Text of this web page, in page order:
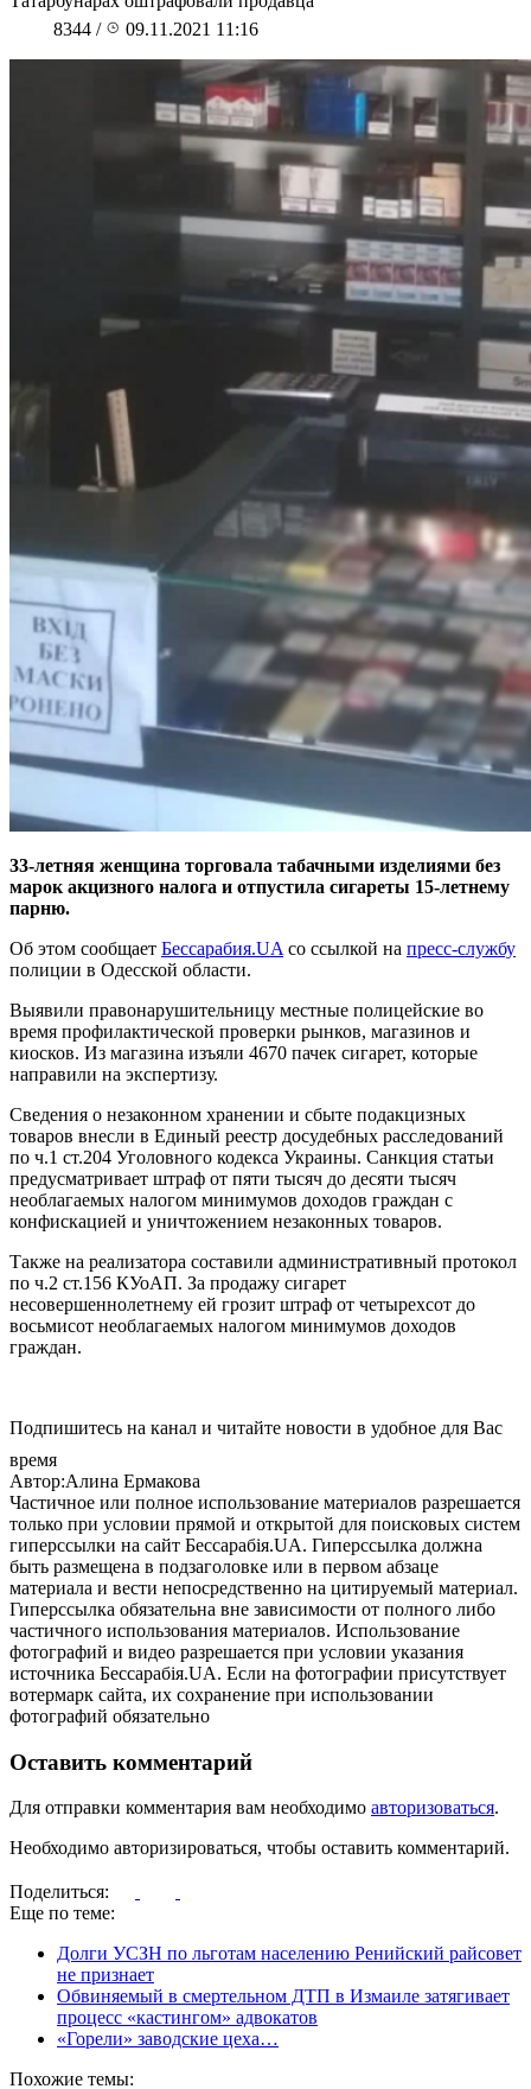
8344 / 09.11.2021 11:16
33-летняя женщина торговала табачными изделиями без
марок акцизного налога и отпустила сигареты 15-летнему
парню.
Об этом сообщает Бессарабия.UA со ссылкой на пресс-службу
полиции в Одесской области.
Выявили правонарушительницу местные полицейские во
время профилактической проверки рынков, магазинов и
киосков. Из магазина изъяли 4670 пачек сигарет, которые
направили на экспертизу.
Сведения о незаконном хранении и сбыте подакцизных
товаров внесли в Единый реестр досудебных расследований
по ч.1 ст.204 Уголовного кодекса Украины. Санкция статьи
предусматривает штраф от пяти тысяч до десяти тысяч
необлагаемых налогом минимумов доходов граждан с
конфискацией и уничтожением незаконных товаров.
Также на реализатора составили административный протокол
по ч.2 ст.156 КУоАП. За продажу сигарет
несовершеннолетнему ей грозит штраф от четырехсот до
восьмисот необлагаемых налогом минимумов доходов
граждан.
Подпишитесь на канал и читайте новости в удобное для Вас
время
Автор:Алина Ермакова
Частичное или полное использование материалов разрешается
только при условии прямой и открытой для поисковых систем
гиперссылки на сайт Бессарабія.UA. Гиперссылка должна
быть размещена в подзаголовке или в первом абзаце
материала и вести непосредственно на цитируемый материал.
Гиперссылка обязательна вне зависимости от полного либо
частичного использования материалов. Использование
фотографий и видео разрешается при условии указания
источника Бессарабія.UA. Если на фотографии присутствует
вотермарк сайта, их сохранение при использовании
фотографий обязательно
Оставить комментарий
Для отправки комментария вам необходимо авторизоваться.
Необходимо авторизироваться, чтобы оставить комментарий.
Поделиться:
Еще по теме:
Долги УСЗН по льготам населению Ренийский райсовет
не признает
Обвиняемый в смертельном ДТП в Измаиле затягивает
процесс «кастингом» адвокатов
«Горели» заводские цеха…
Похожие темы: